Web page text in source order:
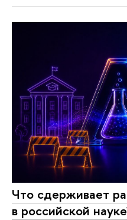
Что сдерживает
в российской